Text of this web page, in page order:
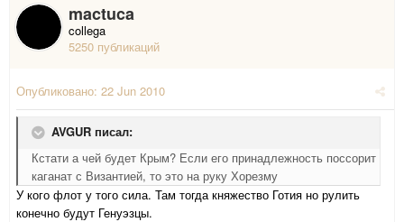
mactuca
collega
5250 публикаций
Опубликовано: 22 Jun 2010
AVGUR писал:
Кстати а чей будет Крым? Если его принадлежность поссорит
каганат с Византией, то это на руку Хорезму
У кого флот у того сила. Там тогда княжество Готия но рулить
конечно будут Генуэзцы.